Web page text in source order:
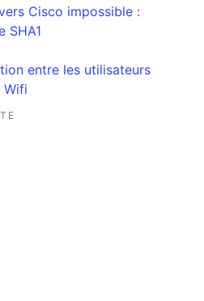
Cisco impossible :
SHA1
entre les utilisateurs
Wifi